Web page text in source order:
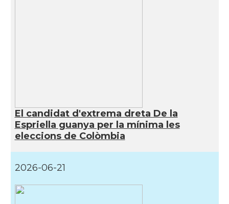
El candidat d'extrema dreta De la
Espriella guanya per la mínima les
eleccions de Colòmbia
2026-06-21